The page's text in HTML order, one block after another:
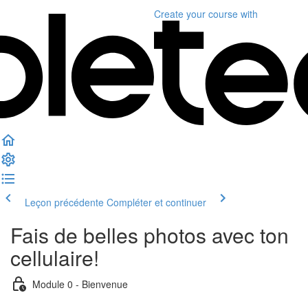
Create your course with
Leçon précédente Compléter et continuer
Fais de belles photos avec ton
cellulaire!
Module 0 - Bienvenue